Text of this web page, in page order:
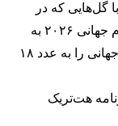
گل‌هایی که در
بازی با سوئد در مرحله یک‌شانزدهم نهایی جام جهانی ۲۰۲۶ به
ثمر رساند،مجموع گل‌های خود در ادوار جام جهانی را به عدد ۱۸
هت‌تریک